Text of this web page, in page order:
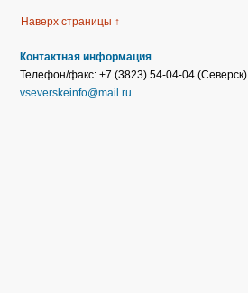
Наверх страницы ↑
Контактная информация
Телефон/факс: +7 (3823) 54-04-04 (Северск)
vseverskeinfo@mail.ru